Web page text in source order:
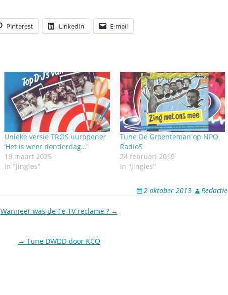
Pinterest LinkedIn E-mail
Unieke versie TROS uuropener
‘Het is weer donderdag…’
19 maart 2025
In "Jingles"
Tune De Groenteman op NPO
Radio5
24 februari 2019
In "Jingles"
2 oktober 2013 Redactie
Wanneer was de 1e TV reclame ? →
← Tune DWDD door KCO